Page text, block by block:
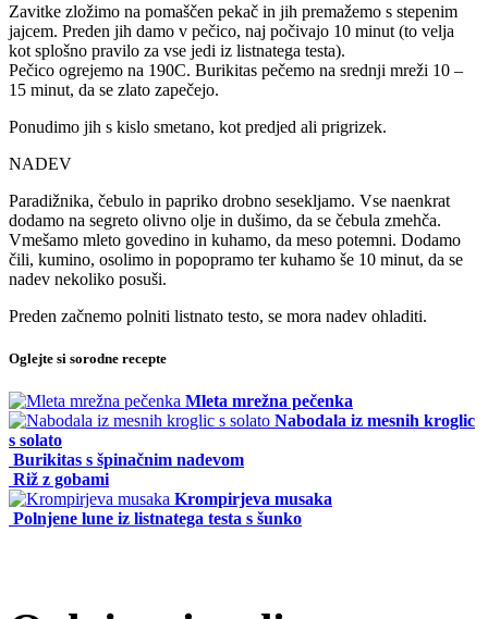
Zavitke zložimo na pomaščen pekač in jih premažemo s stepenim
jajcem. Preden jih damo v pečico, naj počivajo 10 minut (to velja
kot splošno pravilo za vse jedi iz listnatega testa).
Pečico ogrejemo na 190C. Burikitas pečemo na srednji mreži 10 –
15 minut, da se zlato zapečejo.
Ponudimo jih s kislo smetano, kot predjed ali prigrizek.
NADEV
Paradižnika, čebulo in papriko drobno sesekljamo. Vse naenkrat
dodamo na segreto olivno olje in dušimo, da se čebula zmehča.
Vmešamo mleto govedino in kuhamo, da meso potemni. Dodamo
čili, kumino, osolimo in popopramo ter kuhamo še 10 minut, da se
nadev nekoliko posuši.
Preden začnemo polniti listnato testo, se mora nadev ohladiti.
Oglejte si sorodne recepte
Mleta mrežna pečenka
Nabodala iz mesnih kroglic
s solato
Burikitas s špinačnim nadevom
Riž z gobami
Krompirjeva musaka
Polnjene lune iz listnatega testa s šunko